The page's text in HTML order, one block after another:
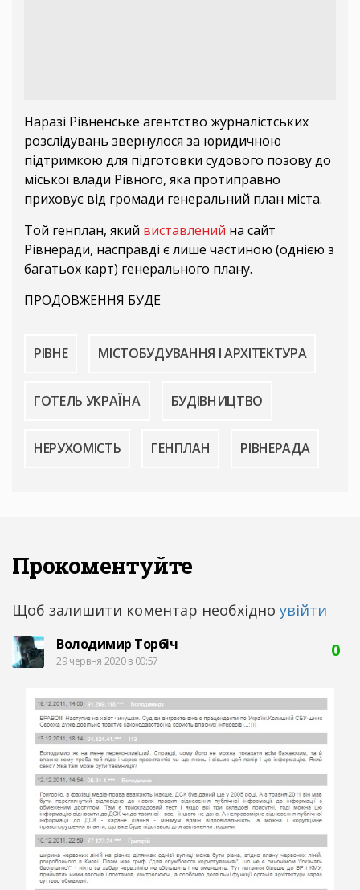
Наразі Рівненське агентство журналістських
розслідувань звернулося за юридичною
підтримкою для підготовки судового позову до
міської влади Рівного, яка протиправно
приховує від громади генеральний план міста.
Той генплан, який виставлений на сайт
Рівнеради, насправді є лише частиною (однією з
багатьох карт) генерального плану.
ПРОДОВЖЕННЯ БУДЕ
РІВНЕ МІСТОБУДУВАННЯ І АРХІТЕКТУРА
ГОТЕЛЬ УКРАЇНА БУДІВНИЦТВО
НЕРУХОМІСТЬ ГЕНПЛАН РІВНЕРАДА
Прокоментуйте
Щоб залишити коментар необхідно увійти
Володимир Торбіч
29 червня 2020 в 00:57
0